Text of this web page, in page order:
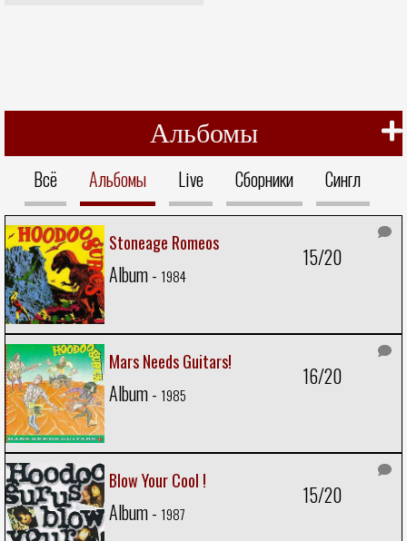
Альбомы
Всё Альбомы Live Сборники Сингл
Stoneage Romeos
Album - 1984
15/20
Mars Needs Guitars!
Album - 1985
16/20
Blow Your Cool !
Album - 1987
15/20